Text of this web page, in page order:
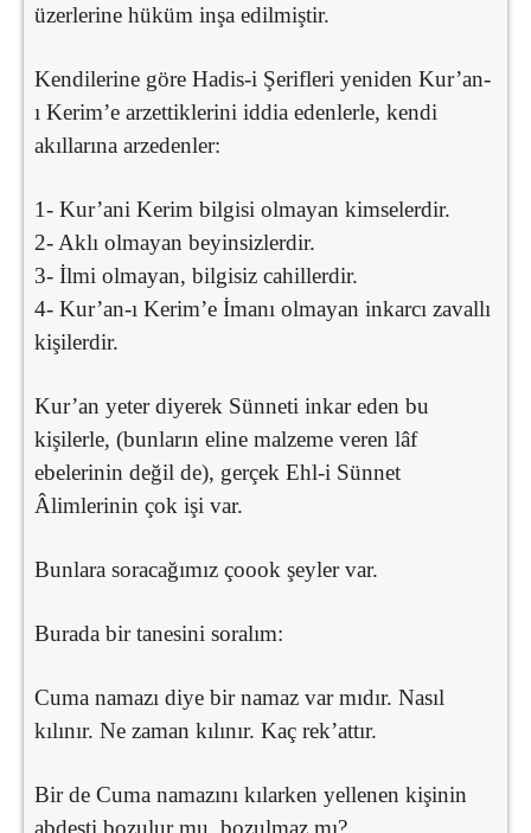
üzerlerine hüküm inşa edilmiştir.
Kendilerine göre Hadis-i Şerifleri yeniden Kur’an-
ı Kerim’e arzettiklerini iddia edenlerle, kendi
akıllarına arzedenler:
1- Kur’ani Kerim bilgisi olmayan kimselerdir.
2- Aklı olmayan beyinsizlerdir.
3- İlmi olmayan, bilgisiz cahillerdir.
4- Kur’an-ı Kerim’e İmanı olmayan inkarcı zavallı
kişilerdir.
Kur’an yeter diyerek Sünneti inkar eden bu
kişilerle, (bunların eline malzeme veren lâf
ebelerinin değil de), gerçek Ehl-i Sünnet
Âlimlerinin çok işi var.
Bunlara soracağımız çoook şeyler var.
Burada bir tanesini soralım:
Cuma namazı diye bir namaz var mıdır. Nasıl
kılınır. Ne zaman kılınır. Kaç rek’attır.
Bir de Cuma namazını kılarken yellenen kişinin
abdesti bozulur mu, bozulmaz mı?